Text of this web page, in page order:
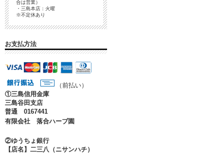
合は営業）
・三島本店：火曜
※不定休あり
お支払方法
（前払い）
①三島信用金庫
三島谷田支店
普通 0167441
有限会社 落合ハーブ園
②ゆうちょ銀行
【店名】二三八（ニサンハチ）